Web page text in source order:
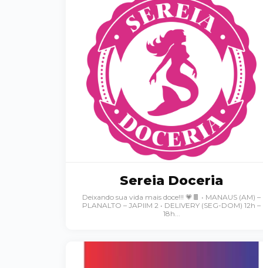
Sereia Doceria
Deixando sua vida mais doce!!! 💗🍫 • MANAUS (AM) –
PLANALTO – JAPIIM 2 • DELIVERY (SEG-DOM) 12h –
18h...